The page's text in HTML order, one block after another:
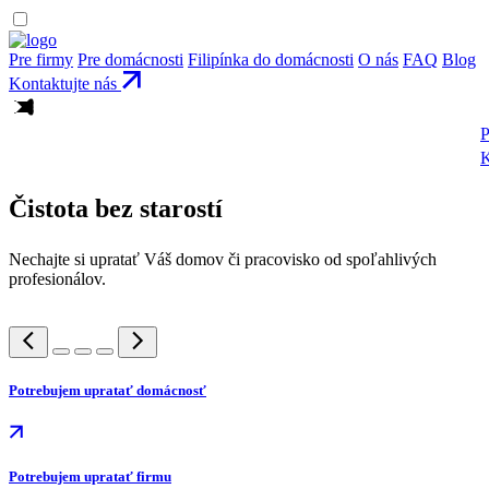
Pre firmy Pre domácnosti Filipínka do domácnosti O nás FAQ Blog
Kontaktujte nás
Čistota bez starostí
Nechajte si upratať Váš domov či pracovisko od spoľahlivých
profesionálov.
Potrebujem upratať domácnosť
Potrebujem upratať firmu